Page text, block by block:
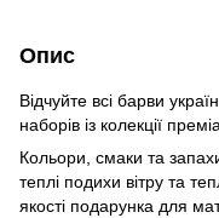
Опис
Відчуйте всі барви
наборів із колекції
Кольори, смаки та
теплі подихи вітру та
якості подарунка для